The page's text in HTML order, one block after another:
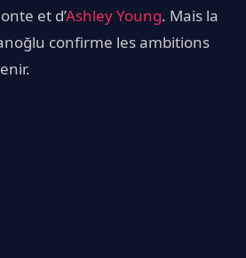
et d’Ashley Young. Mais la
confirme les ambitions